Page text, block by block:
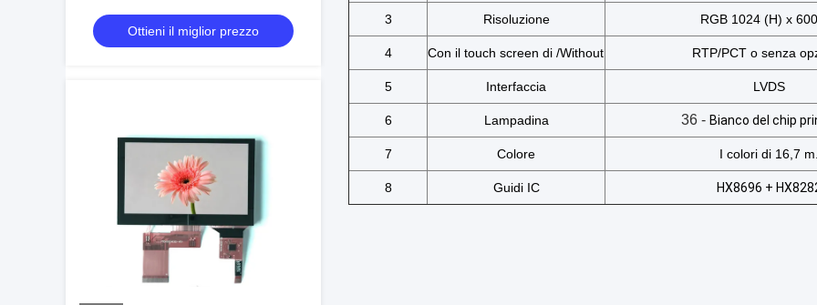
al tatto 16m di alta 1000 pidocchi
Ottieni il miglior prezzo
3 Risoluzione RGB 1024 (H) x
4 Con il touch screen di /Without RTP/PCT o senza
5 Interfaccia LVDS
6 Lampadina 36 - Bianco del chip
7 Colore I colori di 16,7 m.
8 Guidi IC HX8696 +